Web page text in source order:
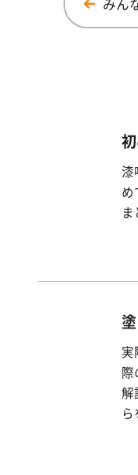
みん
漆
め
実
際
解
ら